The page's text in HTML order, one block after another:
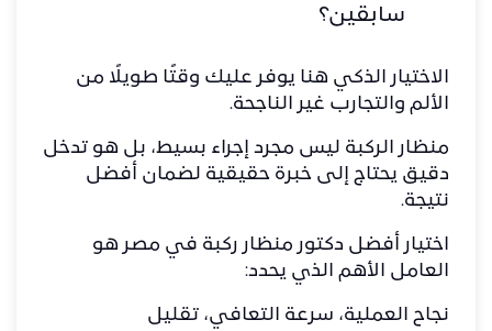
سابقين؟
الاختيار الذكي هنا يوفر عليك وقتًا طويلًا من
الألم والتجارب غير الناجحة.
منظار الركبة ليس مجرد إجراء بسيط، بل هو تدخل
دقيق يحتاج إلى خبرة حقيقية لضمان أفضل
نتيجة.
اختيار أفضل دكتور منظار ركبة في مصر هو
العامل الأهم الذي يحدد:
نجاح العملية، سرعة التعافي، تقليل